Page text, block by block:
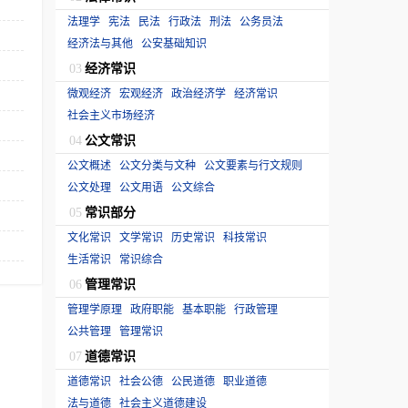
法理学 宪法 民法 行政法 刑法 公务员法
经济法与其他 公安基础知识
03 经济常识
微观经济 宏观经济 政治经济学 经济常识
社会主义市场经济
04 公文常识
公文概述 公文分类与文种 公文要素与行文规则
公文处理 公文用语 公文综合
05 常识部分
文化常识 文学常识 历史常识 科技常识
生活常识
常识综合
06 管理常识
管理学原理 政府职能 基本职能 行政管理
公共管理 管理常识
07 道德常识
道德常识 社会公德 公民道德 职业道德
法与道德 社会主义道德建设